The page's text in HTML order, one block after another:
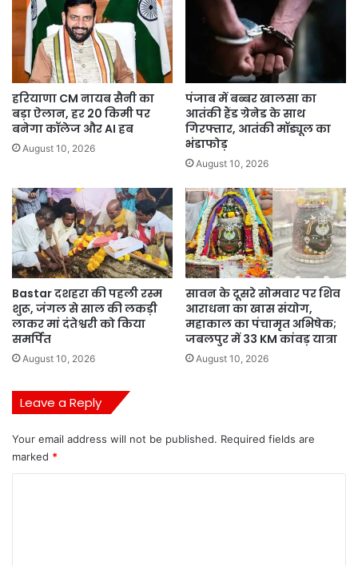
हरियाणा CM नायब सैनी का
बड़ा ऐलान, हर 20 किमी पर
बनेगा कॉलेज और AI हब
August 10, 2026
पंजाब में बब्बर खालसा का
आतंकी हैंड ग्रेनेड के साथ
गिरफ्तार, आतंकी मॉड्यूल का
भंडाफोड़
August 10, 2026
Bastar दशहरा की पहली रस्म
शुरू, जंगल से साल की लकड़ी
लाकर मां दंतेश्वरी को किया
समर्पित
August 10, 2026
सावन के दूसरे सोमवार पर शिव
आराधना का खास संयोग,
महाकाल का पंचामृत अभिषेक;
जबलपुर में 33 KM कांवड़ यात्रा
August 10, 2026
Leave a Reply
Your email address will not be published. Required fields are
marked *